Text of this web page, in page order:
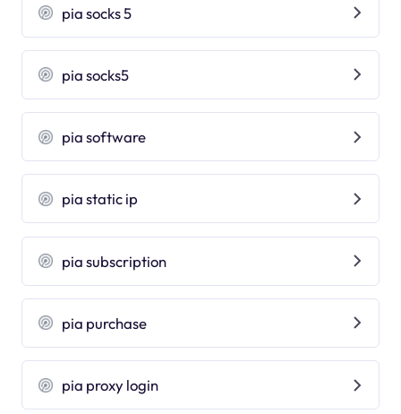
pia socks 5
pia socks5
pia software
pia static ip
pia subscription
pia purchase
pia proxy login